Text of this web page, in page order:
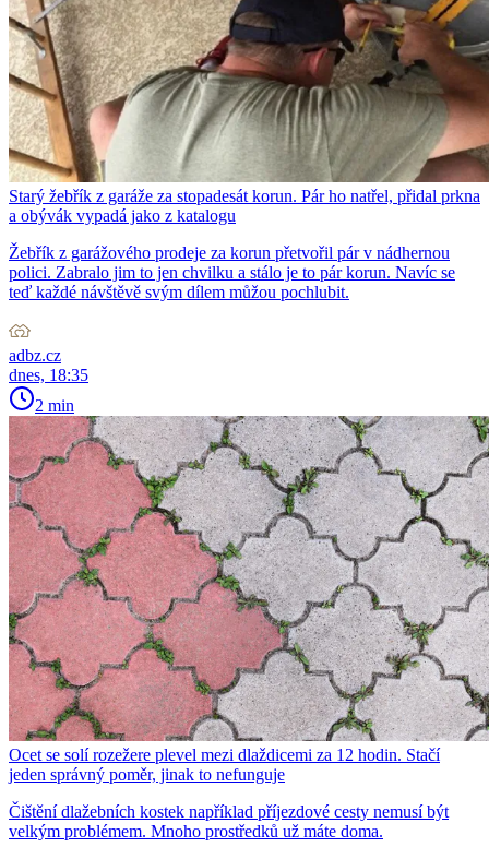
Starý žebřík z garáže za stopadesát korun. Pár ho natřel, přidal prkna
a obývák vypadá jako z katalogu
Žebřík z garážového prodeje za korun přetvořil pár v nádhernou
polici. Zabralo jim to jen chvilku a stálo je to pár korun. Navíc se
teď každé návštěvě svým dílem můžou pochlubit.
adbz.cz
dnes, 18:35
2 min
Ocet se solí rozežere plevel mezi dlaždicemi za 12 hodin. Stačí
jeden správný poměr, jinak to nefunguje
Čištění dlažebních kostek například příjezdové cesty nemusí být
velkým problémem. Mnoho prostředků už máte doma.